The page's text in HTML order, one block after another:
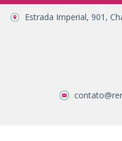
Estrada Imperial, 901,